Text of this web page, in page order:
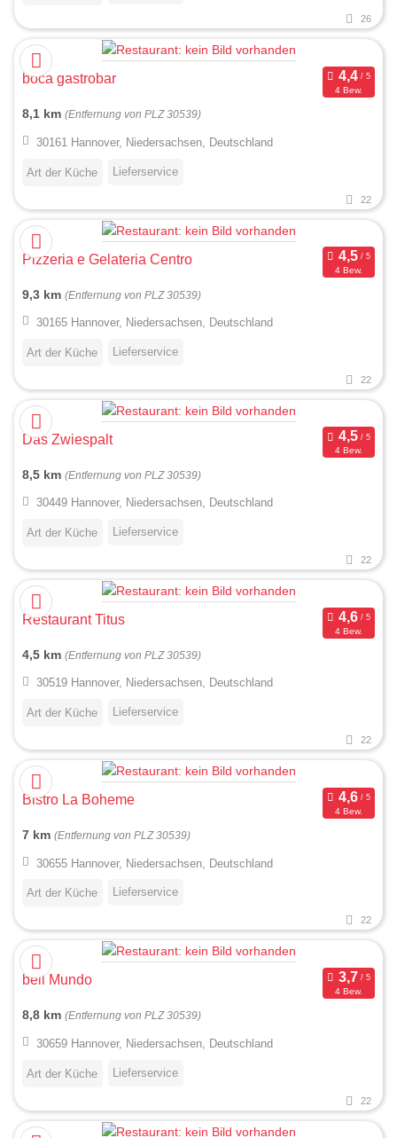
26
boca gastrobar
4 Bew.
8,1 km (Entfernung von PLZ 30539)
30161 Hannover, Niedersachsen, Deutschland
Art der Küche Lieferservice
22
Pizzeria e Gelateria Centro
4 Bew.
9,3 km (Entfernung von PLZ 30539)
30165 Hannover, Niedersachsen, Deutschland
Art der Küche Lieferservice
22
Das Zwiespalt
4 Bew.
8,5 km (Entfernung von PLZ 30539)
30449 Hannover, Niedersachsen, Deutschland
Art der Küche Lieferservice
22
Restaurant Titus
4 Bew.
4,5 km (Entfernung von PLZ 30539)
30519 Hannover, Niedersachsen, Deutschland
Art der Küche Lieferservice
22
Bistro La Boheme
4 Bew.
7 km (Entfernung von PLZ 30539)
30655 Hannover, Niedersachsen, Deutschland
Art der Küche Lieferservice
22
bell Mundo
4 Bew.
8,8 km (Entfernung von PLZ 30539)
30659 Hannover, Niedersachsen, Deutschland
Art der Küche Lieferservice
22